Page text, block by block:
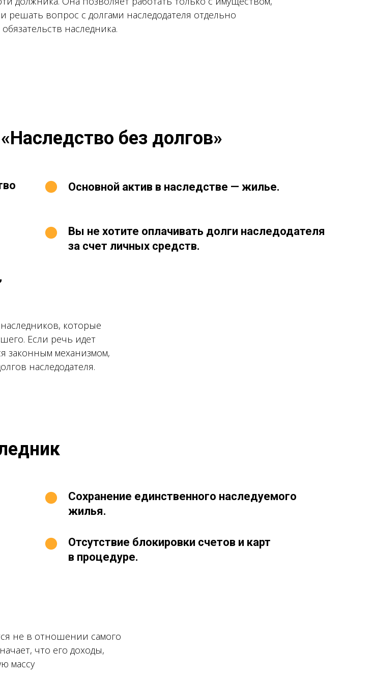
решать вопрос с долгами наследодателя отдельно
наследника.
без долгов»
Основной актив в наследстве — жилье.
Вы не хотите оплачивать долги наследодателя
за счет личных средств.
которые
Если речь идет
законным механизмом,
наследодателя.
Сохранение единственного наследуемого
жилья.
Отсутствие блокировки счетов и карт
в процедуре.
не в отношении самого
что его доходы,
массу